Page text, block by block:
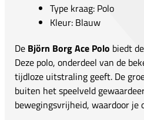
Type kraag: Polo
Kleur: Blauw
De Björn Borg Ace Polo biedt
Deze polo, onderdeel van de
tijdloze uitstraling geeft. De
buiten het speelveld
bewegingsvrijheid, waardoor